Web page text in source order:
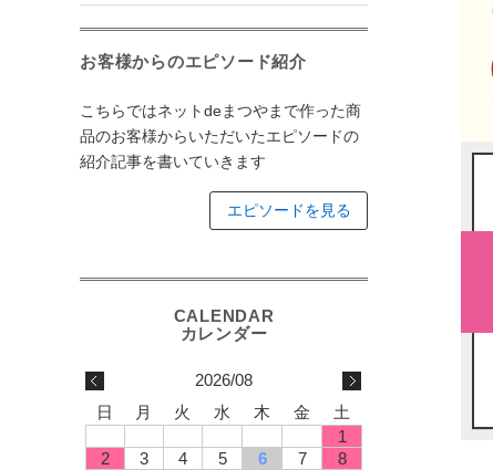
お客様からのエピソード紹介
こちらではネットdeまつやまで作った商
品のお客様からいただいたエピソードの
紹介記事を書いていきます
エピソードを見る
2026/08
日
月 火 水 木 金
土
1
2
3 4 5 6 7
8